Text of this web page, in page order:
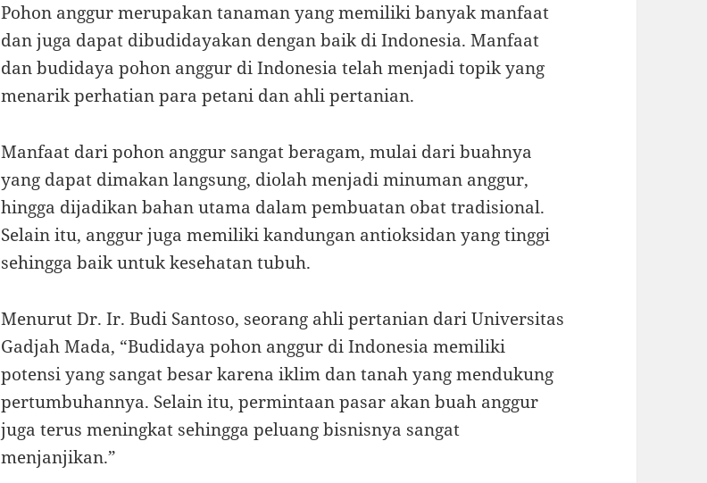
Pohon anggur merupakan tanaman yang memiliki banyak manfaat
dan juga dapat dibudidayakan dengan baik di Indonesia. Manfaat
dan budidaya pohon anggur di Indonesia telah menjadi topik yang
menarik perhatian para petani dan ahli pertanian.
Manfaat dari pohon anggur sangat beragam, mulai dari buahnya
yang dapat dimakan langsung, diolah menjadi minuman anggur,
hingga dijadikan bahan utama dalam pembuatan obat tradisional.
Selain itu, anggur juga memiliki kandungan antioksidan yang tinggi
sehingga baik untuk kesehatan tubuh.
Menurut Dr. Ir. Budi Santoso, seorang ahli pertanian dari Universitas
Gadjah Mada, “Budidaya pohon anggur di Indonesia memiliki
potensi yang sangat besar karena iklim dan tanah yang mendukung
pertumbuhannya. Selain itu, permintaan pasar akan buah anggur
juga terus meningkat sehingga peluang bisnisnya sangat
menjanjikan.”